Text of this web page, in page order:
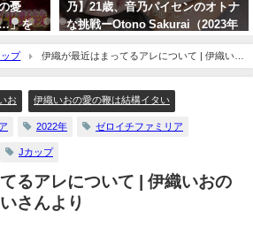
オトナ
年
【集
】さん
プレNo.1・2付録DVDチラ見せ
♪】『グラジャパ！』ならDVDが
視聴できる♪ #菊地姫奈 Hina
Kikuchi（2023年12月15日） | 週
プレChannel【集英社 週刊プレイ
ボーイ公式】さんより
プ
伊織が最近はまってるアレについて | 伊織いお
お 伊織いおの愛の鞭は結構イタい
2022年 ゼロイチファミリア
Jカップ
るアレについて | 伊織いおの
さんより